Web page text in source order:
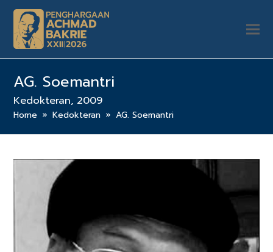
AG. Soemantri
Kedokteran, 2009
Home » Kedokteran » AG. Soemantri